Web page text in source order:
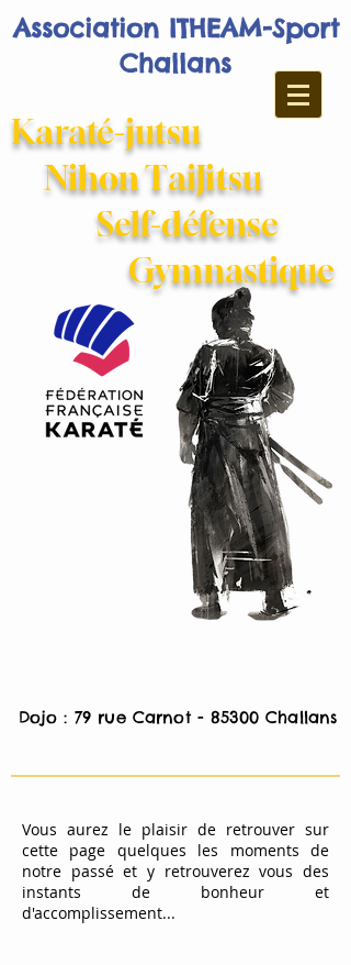
Association ITHEAM-Sport
Challans
Karaté-jutsu
Nihon TaiJitsu
Self-défense
Gymnastique
Dojo : 79 rue Carnot - 85300 Challans
Vous aurez le plaisir de retrouver sur
cette page quelques les moments de
notre passé et y retrouverez vous des
instants de bonheur et
d'accomplissement...